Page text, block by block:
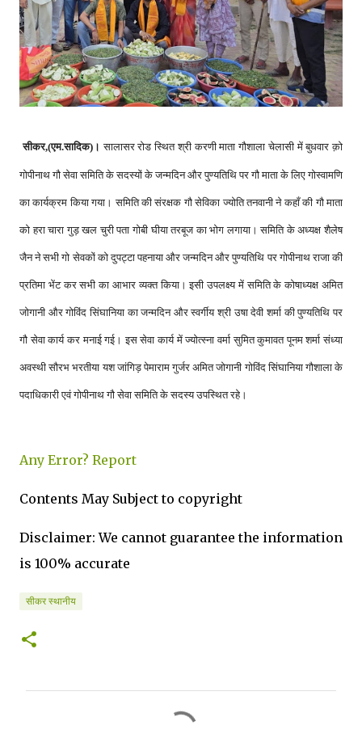
सीकर,(एम.सादिक)। सालासर रोड स्थित श्री करणी माता गौशाला चेलासी में बुधवार क़ो
गोपीनाथ गौ सेवा समिति के सदस्यों के जन्मदिन और पुण्यतिथि पर गौ माता के लिए गोस्वामणि
का कार्यक्रम किया गया । समिति की संरक्षक गौ सेविका ज्योति तनवानी ने कहाँ की गौ माता
को हरा चारा गुड़ खल चुरी पता गोबी घीया तरबूज का भोग लगाया। समिति के अध्यक्ष शैलेष
जैन ने सभी गो सेवकों को दुपट्टा पहनाया और जन्मदिन और पुण्यतिथि पर गोपीनाथ राजा की
प्रतिमा भेंट कर सभी का आभार व्यक्त किया। इसी उपलक्ष्य में समिति के कोषाध्यक्ष अमित
जोगानी और गोविंद सिंघानिया का जन्मदिन और स्वर्गीय श्री उषा देवी शर्मा की पुण्यतिथि पर
गौ सेवा कार्य कर मनाई गई । इस सेवा कार्य में ज्योत्स्ना वर्मा सुमित कुमावत पूनम शर्मा संध्या
अवस्थी सौरभ भरतीया यश जांगिड़ पेमाराम गुर्जर अमित जोगानी गोविंद सिंघानिया गौशाला के
पदाधिकारी एवं गोपीनाथ गौ सेवा समिति के सदस्य उपस्थित रहे ।
Any Error? Report
Contents May Subject to copyright
Disclaimer: We cannot guarantee the information
is 100% accurate
सीकर स्थानीय